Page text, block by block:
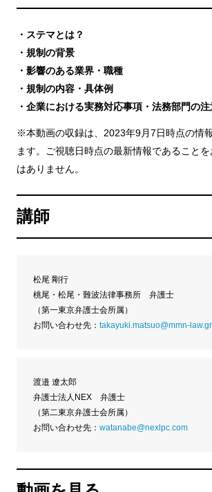
・ステマとは？
・規制の背景
・影響のある業界・職種
・規制の内容・具体例
・企業における実務対応事項・法務部門の
※本動画の収録は、2023年9月7日時点の情
ます。ご視聴日時点の最新情報であること
はありません。
講師
松尾 剛行
桃尾・松尾・難波法律事務所 弁護士
（第一東京弁護士会所属）
お問い合わせ先： takayuki.matsuo@mmn-
渡邉 遼太郎
弁護士法人NEX 弁護士
（第二東京弁護士会所属）
お問い合わせ先： watanabe@nexlpc.com